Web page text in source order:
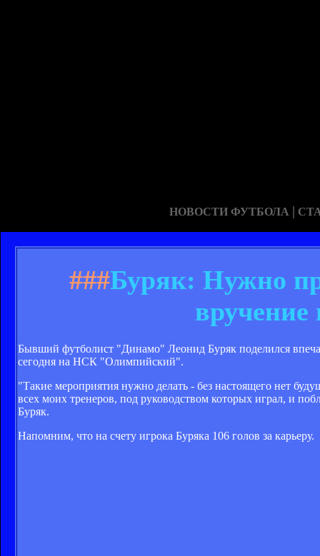
НОВОСТИ ФУТБОЛА |
###Буряк: Нужно
Бывший футболист "Динамо" Леонид Буряк поделился
сегодня на НСК "Олимпийский".
"Такие мероприятия нужно делать - без настоящего нет
всех моих тренеров, под руководством которых играл, и
Буряк.
Напомним, что на счету игрока Буряка 106 голов за карьеру.